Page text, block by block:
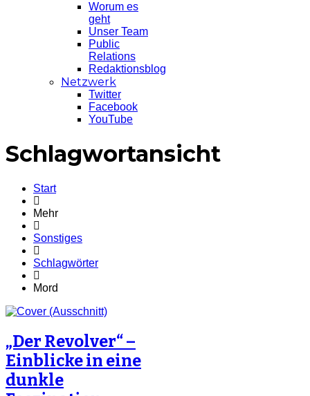
Worum es
geht
Unser Team
Public
Relations
Redaktionsblog
Netzwerk
Twitter
Facebook
YouTube
Schlagwortansicht
Start
Mehr
Sonstiges
Schlagwörter
Mord
„Der Revolver“ –
Einblicke in eine
dunkle